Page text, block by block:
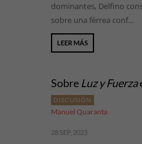
dominantes, Delfino
sobre una férrea conf...
LEER MÁS
Sobre Luz y Fuerza
DISCUSIÓN
Manuel Quaranta
28 SEP, 2023